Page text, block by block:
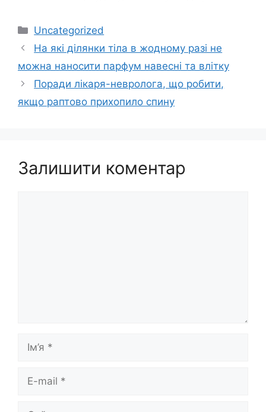
Категорії
Uncategorized
На які ділянки тіла в жодному разі не
можна наносити парфум навесні та влітку
Поради лікаря-невролога, що робити,
якщо раптово прихопило спину
Залишити коментар
Ім’я
Сайт